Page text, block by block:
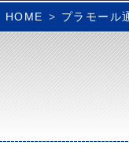
HOME プラモール